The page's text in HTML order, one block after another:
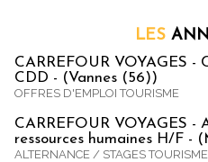
LES
CARREFOUR VOYAGES -
CDD - (Vannes (56))
OFFRES D'EMPLOI TOURISME
CARREFOUR VOYAGES
ressources humaines H/F -
ALTERNANCE / STAGES TOURISME